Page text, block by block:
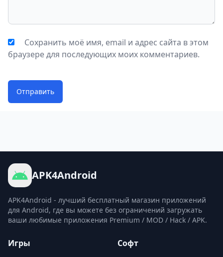
Сохранить моё имя, email и адрес сайта в этом
браузере для последующих моих комментариев.
Отправить
APK4Android
APK4Android - лучший бесплатный магазин приложений
для Android, где вы можете без ограничений загружать
ваши любимые приложения Premium / MOD / Hack / APK.
Игры Софт